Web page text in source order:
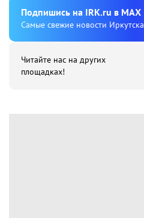
Подпишиcь на IRK.ru в MAX
Cамые свежие новости Иркутска
Читайте нас на других
площадках!